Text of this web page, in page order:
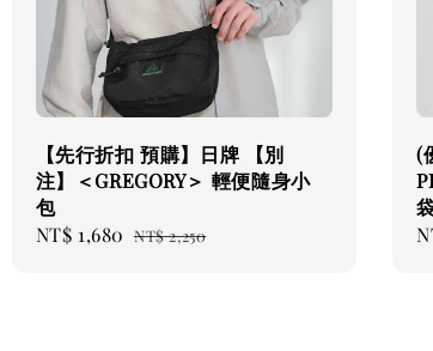
【先行折扣 預購】日牌 【別
注】＜GREGORY＞ 輕便隨身小
包
Sale
NT$ 1,680 Regular
NT$ 2,250
(